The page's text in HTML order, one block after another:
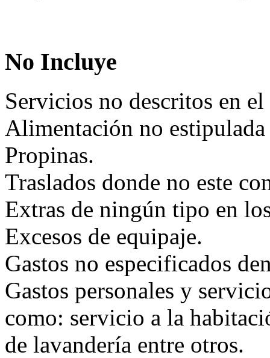
No Incluye
Servicios no descritos en
Alimentación no
Propinas.
Traslados donde no este
Extras de ningún tipo en
Excesos de equipaje.
Gastos no especificados
Gastos personales y
como: servicio a la
de lavandería entre otros.